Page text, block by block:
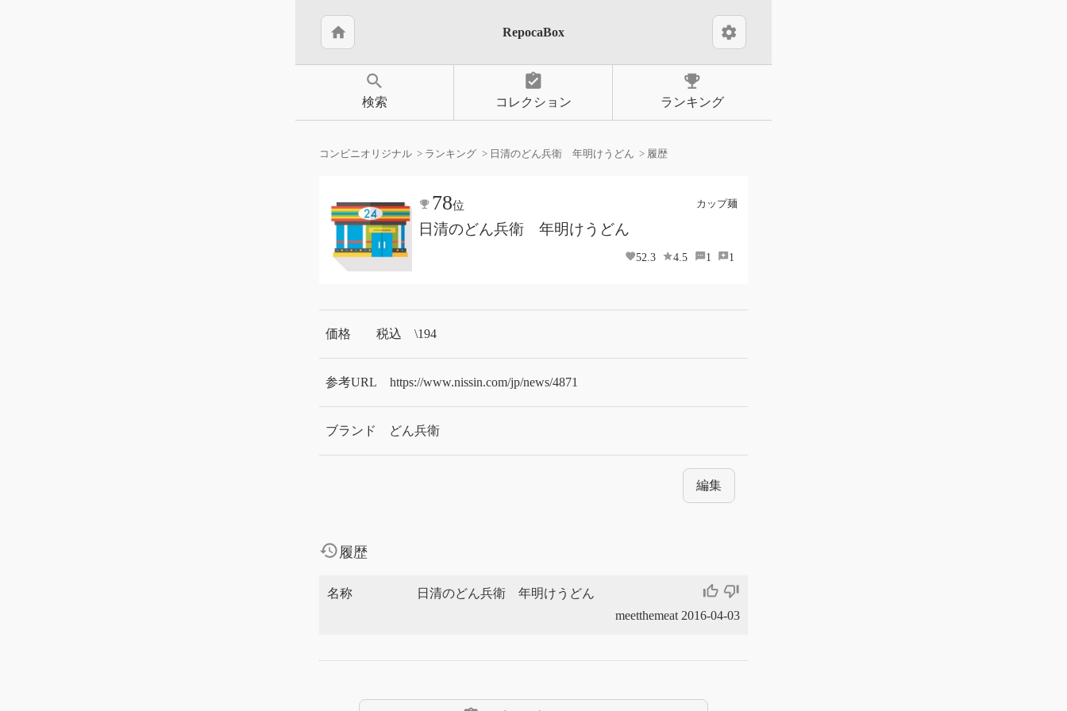
home RepocaBox settings
search
検索
assignment_turned_in
コレクション
emoji_events
ランキング
コンビニオリジナル ランキング 日清のどん兵衛 年明けうどん 履歴
カップ麺
78位
日清のどん兵衛 年明けうどん
52.3 4.5 1 1
価格 税込 \194
参考URL https://www.nissin.com/jp/news/4871
ブランド どん兵衛
編集
history 履歴
名称 日清のどん兵衛 年明けうどん thumb_up_off_alt thumb_down_off_alt
meetthemeat 2016-04-03